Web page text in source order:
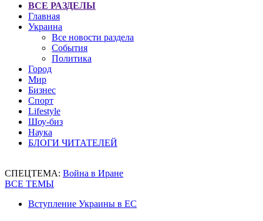
ВСЕ РАЗДЕЛЫ
Главная
Украина
Все новости раздела
События
Политика
Город
Мир
Бизнес
Спорт
Lifestyle
Шоу-биз
Наука
БЛОГИ ЧИТАТЕЛЕЙ
СПЕЦТЕМА: Война в Иране
ВСЕ ТЕМЫ
Вступление Украины в ЕС